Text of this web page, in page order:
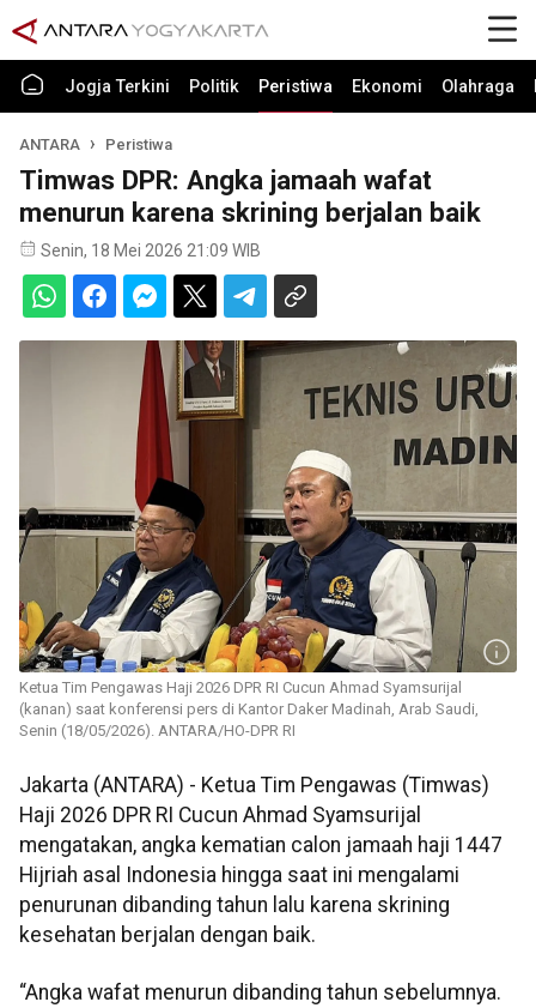
Jogja Terkini Politik Peristiwa Ekonomi Olahraga
ANTARA Peristiwa
Timwas DPR: Angka jamaah wafat
menurun karena skrining berjalan baik
Senin, 18 Mei 2026 21:09 WIB
Ketua Tim Pengawas Haji 2026 DPR RI Cucun Ahmad Syamsurijal
(kanan) saat konferensi pers di Kantor Daker Madinah, Arab Saudi,
Senin (18/05/2026). ANTARA/HO-DPR RI
Jakarta (ANTARA) - Ketua Tim Pengawas (Timwas)
Haji 2026 DPR RI Cucun Ahmad Syamsurijal
mengatakan, angka kematian calon jamaah haji 1447
Hijriah asal Indonesia hingga saat ini mengalami
penurunan dibanding tahun lalu karena skrining
kesehatan berjalan dengan baik.
“Angka wafat menurun dibanding tahun sebelumnya.